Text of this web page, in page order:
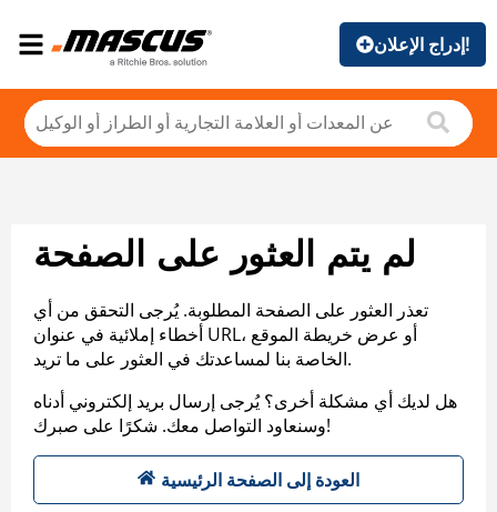
إدراج الإعلان!
لم يتم العثور على الصفحة
تعذر العثور على الصفحة المطلوبة. يُرجى التحقق من أي
أخطاء إملائية في عنوان URL، أو عرض خريطة الموقع
الخاصة بنا لمساعدتك في العثور على ما تريد.
هل لديك أي مشكلة أخرى؟ يُرجى إرسال بريد إلكتروني أدناه
وسنعاود التواصل معك. شكرًا على صبرك!
العودة إلى الصفحة الرئيسية